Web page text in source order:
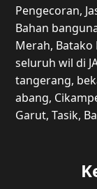
Pengecoran,
Bahan
Merah,
seluruh wil di
tangerang,
abang,
Garut, Tasik,